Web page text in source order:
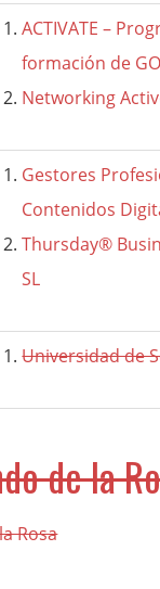
ACTIVATE –
formación de
Networking
Gestores
Contenidos
Thursday®
SL
Universidad de
de la